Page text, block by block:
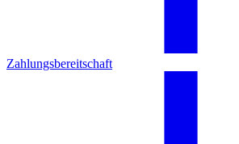
Zahlungsbereitschaft